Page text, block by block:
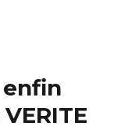
enfin